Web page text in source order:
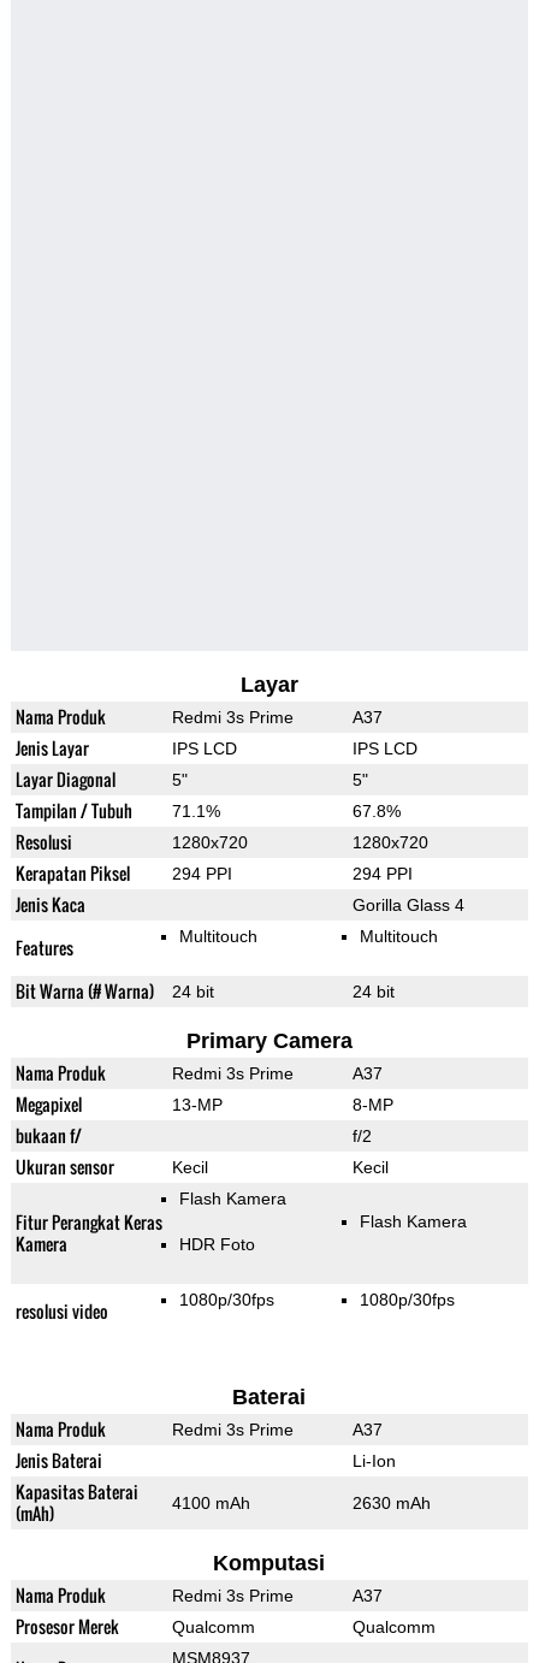
Layar
Nama Produk Redmi 3s Prime A37
Jenis Layar IPS LCD IPS LCD
Layar Diagonal 5" 5"
Tampilan / Tubuh 71.1% 67.8%
Resolusi 1280x720 1280x720
Kerapatan Piksel 294 PPI 294 PPI
Jenis Kaca Gorilla Glass 4
Features Multitouch Multitouch
Bit Warna (# Warna) 24 bit 24 bit
Primary Camera
Nama Produk Redmi 3s Prime A37
Megapixel 13-MP 8-MP
bukaan f/ f/2
Ukuran sensor Kecil Kecil
Fitur Perangkat Keras
Kamera
Flash Kamera
HDR Foto
Flash Kamera
resolusi video 1080p/30fps 1080p/30fps
Baterai
Nama Produk Redmi 3s Prime A37
Jenis Baterai Li-Ion
Kapasitas Baterai
(mAh)
4100 mAh 2630 mAh
Komputasi
Nama Produk Redmi 3s Prime A37
Prosesor Merek Qualcomm Qualcomm
MSM8937